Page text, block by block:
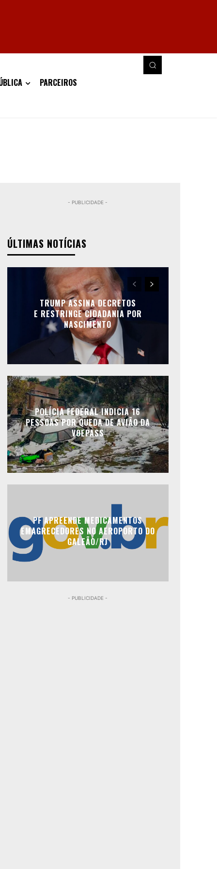
PARCEIROS
- PUBLICIDADE -
ÚLTIMAS NOTÍCIAS
TRUMP ASSINA DECRETOS
E RESTRINGE CIDADANIA POR
NASCIMENTO
POLÍCIA FEDERAL INDICIA 16
PESSOAS POR QUEDA DE AVIÃO DA
VOEPASS
PF APREENDE MEDICAMENTOS
EMAGRECEDORES NO AEROPORTO DO
GALEÃO/RJ
- PUBLICIDADE -